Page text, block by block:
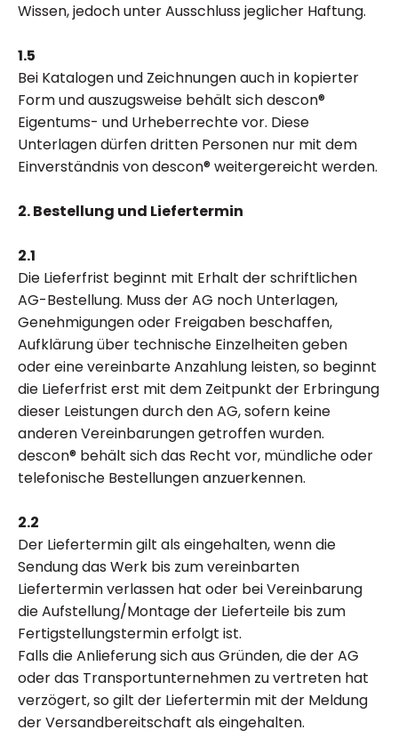
Wissen, jedoch unter Ausschluss jeglicher Haftung.
1.5
Bei Katalogen und Zeichnungen auch in kopierter
Form und auszugsweise behält sich descon®
Eigentums- und Urheberrechte vor. Diese
Unterlagen dürfen dritten Personen nur mit dem
Einverständnis von descon® weitergereicht werden.
2. Bestellung und Liefertermin
2.1
Die Lieferfrist beginnt mit Erhalt der schriftlichen
AG-Bestellung. Muss der AG noch Unterlagen,
Genehmigungen oder Freigaben beschaffen,
Aufklärung über technische Einzelheiten geben
oder eine vereinbarte Anzahlung leisten, so beginnt
die Lieferfrist erst mit dem Zeitpunkt der Erbringung
dieser Leistungen durch den AG, sofern keine
anderen Vereinbarungen getroffen wurden.
descon® behält sich das Recht vor, mündliche oder
telefonische Bestellungen anzuerkennen.
2.2
Der Liefertermin gilt als eingehalten, wenn die
Sendung das Werk bis zum vereinbarten
Liefertermin verlassen hat oder bei Vereinbarung
die Aufstellung/Montage der Lieferteile bis zum
Fertigstellungstermin erfolgt ist.
Falls die Anlieferung sich aus Gründen, die der AG
oder das Transportunternehmen zu vertreten hat
verzögert, so gilt der Liefertermin mit der Meldung
der Versandbereitschaft als eingehalten.